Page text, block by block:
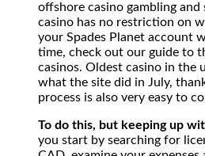
offshore casino gambling
casino has no restriction on
your Spades Planet account
time, check out our guide to
casinos. Oldest casino in the
what the site did in July,
process is also very easy to
To do this, but keeping up
you start by searching for